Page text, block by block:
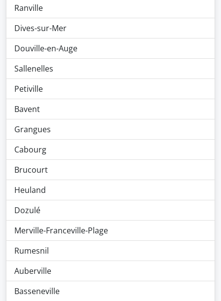
Ranville
Dives-sur-Mer
Douville-en-Auge
Sallenelles
Petiville
Bavent
Grangues
Cabourg
Brucourt
Heuland
Dozulé
Merville-Franceville-Plage
Rumesnil
Auberville
Basseneville